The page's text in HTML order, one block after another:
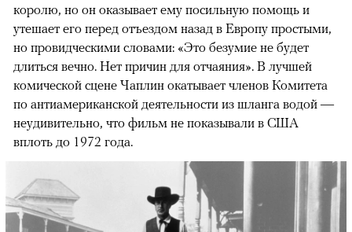
королю, но он оказывает ему посильную помощь и
утешает его перед отъездом назад в Европу простыми,
но провидческими словами: «Это безумие не будет
длиться вечно. Нет причин для отчаяния». В лучшей
комической сцене Чаплин окатывает членов Комитета
по антиамериканской деятельности из шланга водой —
неудивительно, что фильм не показывали в США
вплоть до 1972 года.